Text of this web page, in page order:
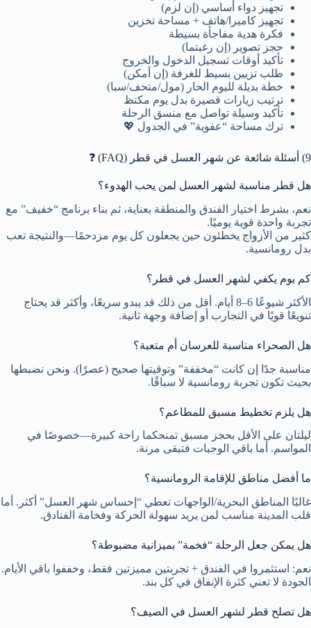
تجهيز دواء أساسي (إن لزم)
تجهيز كاميرا/هاتف + مساحة تخزين
فكرة هدية مفاجأة بسيطة
حجز تصوير (إن رغبتما)
تأكيد أوقات تسجيل الدخول والخروج
طلب تزيين بسيط للغرفة (إن أمكن)
خطة بديلة لليوم الحار (مول/متحف/سبا)
ترتيب زيارات قصيرة بدل يوم مكتظ
تأكيد وسيلة تواصل مع منسق الرحلة
ترك مساحة “عفوية” في الجدول 💖
9) أسئلة شائعة عن شهر العسل في قطر (FAQ) ❓
هل قطر مناسبة لشهر العسل لمن يحب الهدوء؟
نعم، بشرط اختيار الفندق والمنطقة بعناية، ثم بناء برنامج “خفيف” مع
تجربة واحدة قوية يوميًا.
كثير من الأزواج يخطئون حين يجعلون كل يوم مزدحمًا—والنتيجة تعب
بدل رومانسية.
كم يوم يكفي لشهر العسل في قطر؟
الأكثر شيوعًا 6–8 أيام. أقل من ذلك قد يبدو سريعًا، وأكثر قد يحتاج
تنويعًا قويًا في التجارب أو إضافة وجهة ثانية.
هل الصحراء مناسبة للعرسان أم متعبة؟
مناسبة جدًا إن كانت “مخففة” وتوقيتها صحيح (عصرًا). ونحن نضبطها
بحيث تكون تجربة رومانسية لا سباقًا.
هل يلزم تخطيط مسبق للمطاعم؟
ليلتان على الأقل بحجز مسبق تمنحكما راحة كبيرة—خصوصًا في
المواسم. أما باقي الوجبات فتبقى مرنة.
ما أفضل مناطق للإقامة الرومانسية؟
غالبًا المناطق البحرية/الواجهات تعطي “إحساس شهر العسل” أكثر. أما
قلب المدينة مناسب لمن يريد سهولة الحركة وفخامة الفنادق.
هل يمكن جعل الرحلة “فخمة” بميزانية مضبوطة؟
نعم: استثمروا في الفندق + تجربتين مميزتين فقط، وخففوا باقي الأيام.
الجودة لا تعني كثرة الإنفاق في كل بند.
هل تصلح قطر لشهر العسل في الصيف؟